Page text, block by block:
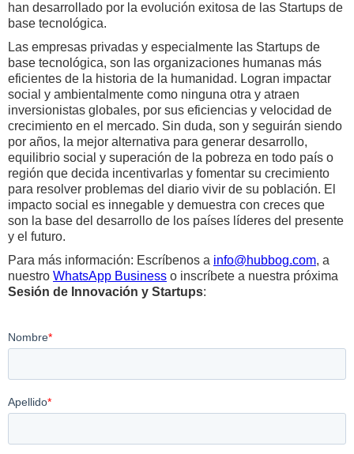
han desarrollado por la evolución exitosa de las Startups de
base tecnológica.
Las empresas privadas y especialmente las Startups de
base tecnológica, son las organizaciones humanas más
eficientes de la historia de la humanidad. Logran impactar
social y ambientalmente como ninguna otra y atraen
inversionistas globales, por sus eficiencias y velocidad de
crecimiento en el mercado. Sin duda, son y seguirán siendo
por años, la mejor alternativa para generar desarrollo,
equilibrio social y superación de la pobreza en todo país o
región que decida incentivarlas y fomentar su crecimiento
para resolver problemas del diario vivir de su población. El
impacto social es innegable y demuestra con creces que
son la base del desarrollo de los países líderes del presente
y el futuro.
Para más información: Escríbenos a info@hubbog.com, a
nuestro WhatsApp Business o inscríbete a nuestra próxima
Sesión de Innovación y Startups: